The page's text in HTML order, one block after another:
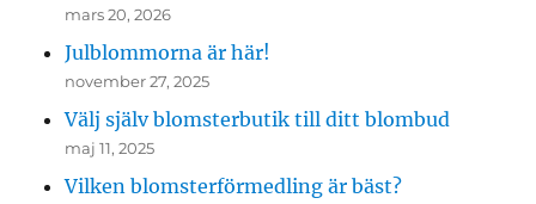
mars 20, 2026
Julblommorna är här!
november 27, 2025
Välj själv blomsterbutik till ditt blombud
maj 11, 2025
Vilken blomsterförmedling är bäst?